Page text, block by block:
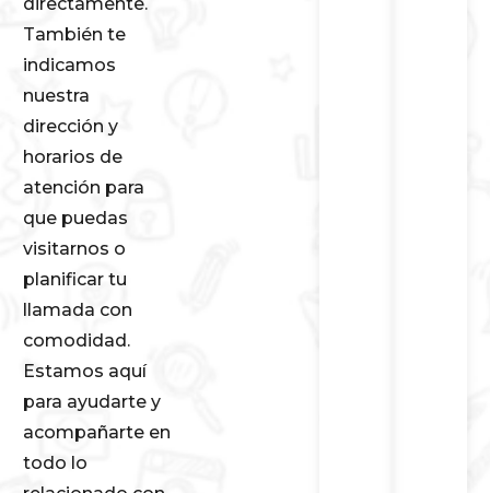
También te
indicamos
nuestra
dirección y
horarios de
atención para
que puedas
visitarnos o
planificar tu
llamada con
comodidad.
Estamos aquí
para ayudarte y
acompañarte en
todo lo